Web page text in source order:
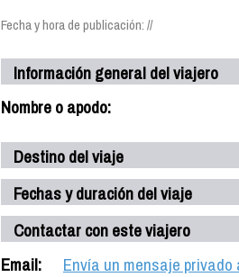
Fecha y hora de publicación: //
Información general del viajero
Nombre o apodo:
Destino del viaje
Fechas y duración del viaje
Contactar con este viajero
Email:
Envía un mensaje